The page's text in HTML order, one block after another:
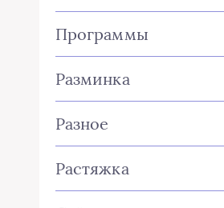
Программы
Разминка
Разное
Растяжка